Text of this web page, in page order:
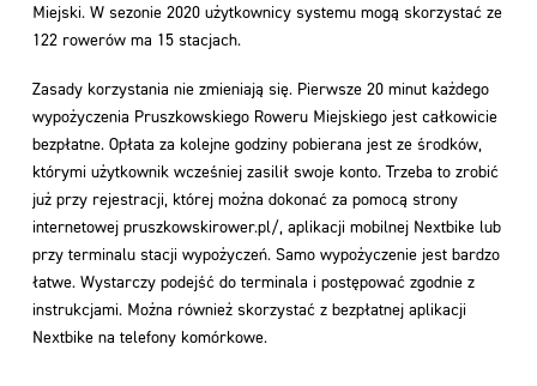
Miejski. W sezonie 2020 użytkownicy systemu mogą skorzystać ze
122 rowerów ma 15 stacjach.
Zasady korzystania nie zmieniają się. Pierwsze 20 minut każdego
wypożyczenia Pruszkowskiego Roweru Miejskiego jest całkowicie
bezpłatne. Opłata za kolejne godziny pobierana jest ze środków,
którymi użytkownik wcześniej zasilił swoje konto. Trzeba to zrobić
już przy rejestracji, której można dokonać za pomocą strony
internetowej pruszkowskirower.pl/, aplikacji mobilnej Nextbike lub
przy terminalu stacji wypożyczeń. Samo wypożyczenie jest bardzo
łatwe. Wystarczy podejść do terminala i postępować zgodnie z
instrukcjami. Można również skorzystać z bezpłatnej aplikacji
Nextbike na telefony komórkowe.